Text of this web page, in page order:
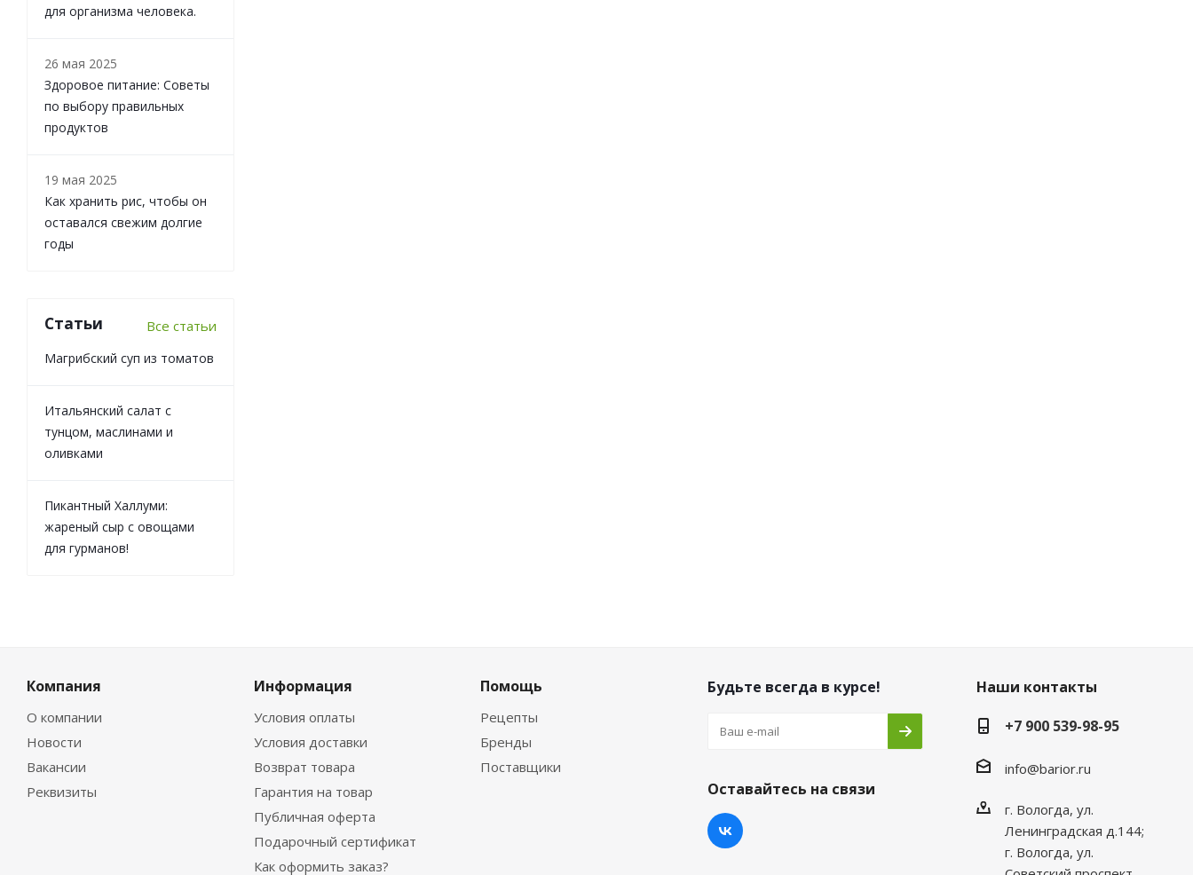
для организма человека.
26 мая 2025
Здоровое питание: Советы
по выбору правильных
продуктов
19 мая 2025
Как хранить рис, чтобы он
оставался свежим долгие
годы
Статьи Все статьи
Магрибский суп из томатов
Итальянский салат с
тунцом, маслинами и
оливками
Пикантный Халлуми:
жареный сыр с овощами
для гурманов!
Компания
О компании
Новости
Вакансии
Реквизиты
Информация
Условия оплаты
Условия доставки
Возврат товара
Гарантия на товар
Публичная оферта
Подарочный сертификат
Как оформить заказ?
Помощь
Рецепты
Бренды
Поставщики
Будьте всегда в курсе!
Оставайтесь на связи
Наши контакты
+7 900 539-98-95
info@barior.ru
г. Вологда, ул.
Ленинградская д.144;
г. Вологда, ул.